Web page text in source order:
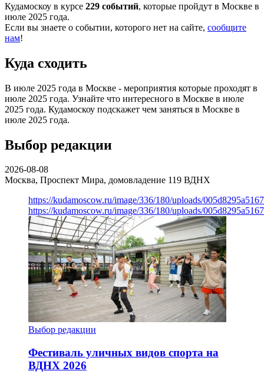
Кудамоскоу в курсе 229 событий, которые пройдут в Москве в
июле 2025 года.
Если вы знаете о событии, которого нет на сайте, сообщите
нам!
Куда сходить
В июле 2025 года в Москве - мероприятия которые проходят в
июле 2025 года. Узнайте что интересного в Москве в июле
2025 года. Кудамоскоу подскажет чем заняться в Москве в
июле 2025 года.
Выбор редакции
2026-08-08
Москва, Проспект Мира, домовладение 119 ВДНХ
https://kudamoscow.ru/image/336/180/uploads/
https://kudamoscow.ru/image/336/180/uploads/
Выбор редакции
Фестиваль уличных видов спорта на
ВДНХ 2026